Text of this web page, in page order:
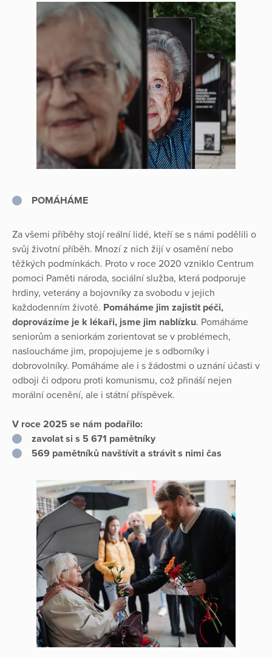
POMÁHÁME
Za všemi příběhy stojí reální lidé, kteří se s námi podělili o
svůj životní příběh. Mnozí z nich žijí v osamění nebo
těžkých podmínkách. Proto v roce 2020 vzniklo Centrum
pomoci Paměti národa, sociální služba, která podporuje
hrdiny, veterány a bojovníky za svobodu v jejich
každodenním životě. Pomáháme jim zajistit péči,
doprovázíme je k lékaři, jsme jim nablízku. Pomáháme
seniorům a seniorkám zorientovat se v problémech,
nasloucháme jim, propojujeme je s odborníky i
dobrovolníky. Pomáháme ale i s žádostmi o uznání účasti v
odboji či odporu proti komunismu, což přináší nejen
morální ocenění, ale i státní příspěvek.
V roce 2025 se nám podařilo:
zavolat si s 5 671 pamětníky
569 pamětníků navštívit a strávit s nimi čas